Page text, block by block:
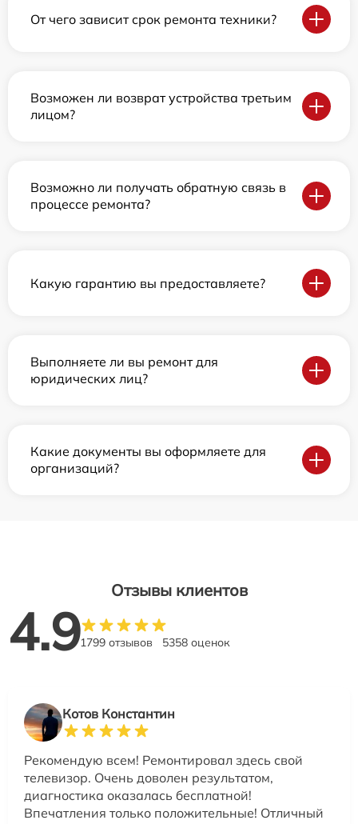
От чего зависит срок ремонта техники?
Возможен ли возврат устройства третьим
лицом?
Возможно ли получать обратную связь в
процессе ремонта?
Какую гарантию вы предоставляете?
Выполняете ли вы ремонт для
юридических лиц?
Какие документы вы оформляете для
организаций?
Отзывы клиентов
4.91799 отзывов 5358 оценок
Котов Константин
Рекомендую всем! Ремонтировал здесь свой
телевизор. Очень доволен результатом,
диагностика оказалась бесплатной!
Впечатления только положительные! Отличный